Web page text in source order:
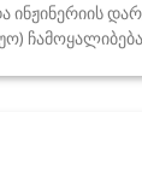
ინჟინერიის